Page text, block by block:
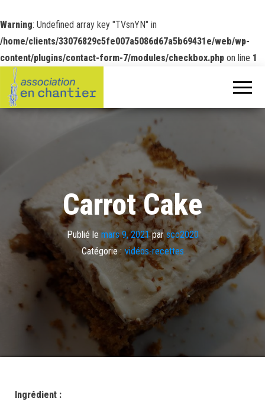
Warning: Undefined array key "TVsnYN" in
/home/clients/33076829c5fe007a5086d67a5b69431e/web/wp-
content/plugins/contact-form-7/modules/checkbox.php on line 1
Carrot Cake
Publié le mars 9, 2021parscc2020
Catégorie : vidéos-recettes
Ingrédient :